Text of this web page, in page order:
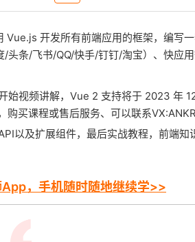
Vue.js 开发所有前端应用的框架，编写
/头条/飞书/QQ/快手/钉钉/淘宝）、快应用
始视频讲解，Vue 2 支持将于 2023 年
购买课程或售后服务、可以联系
以及扩展组件，最后实战教程，前端知
，手机随时随地继续学>>